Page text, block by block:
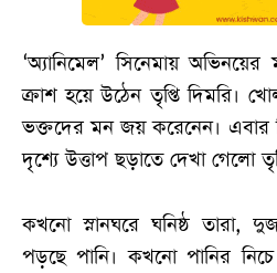
আর্কাইভ
‘অ্যানিমেল’ সিনেমায় অভিনয়ের
ক্রাশ হয়ে উঠেন তৃপ্তি দিমরি।
ভক্তদের মন জয় করেনেন। এবার
দৃশ্যে উত্তাপ ছড়াতে দেখা গেলো
কখনো স্নানঘরে ঘনিষ্ঠ তারা,
পড়ছে পানি। কখনো পানির